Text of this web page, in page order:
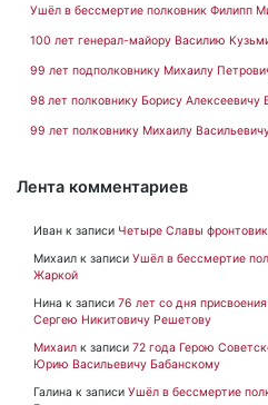
Ушёл в бессмертие полковник Филипп
100 лет генерал-майору Василию
99 лет подполковнику Михаилу
98 лет полковнику Борису Алексеевичу
99 лет полковнику Михаилу
Лента комментариев
Иван к записи Четыре Славы
Михаил к записи Ушёл в бессмертие
Жаркой
Нина к записи 76 лет со дня
Сергею Никитовичу Решетову
Михаил к записи 72 года Герою
Юрию Васильевичу Бабанскому
Галина к записи Ушёл в бессмертие